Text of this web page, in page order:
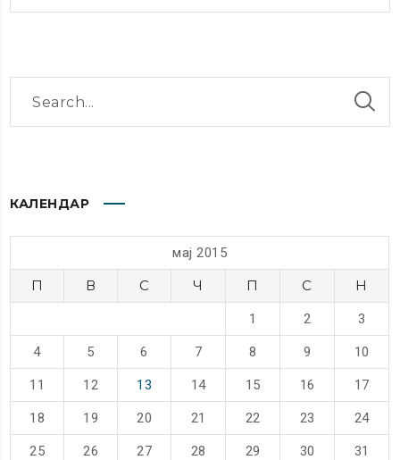
КАЛЕНДАР
мај 2015
П В С Ч П С Н
1 2 3
4 5 6 7 8 9 10
11 12 13 14 15 16 17
18 19 20 21 22 23 24
25 26 27 28 29 30
31